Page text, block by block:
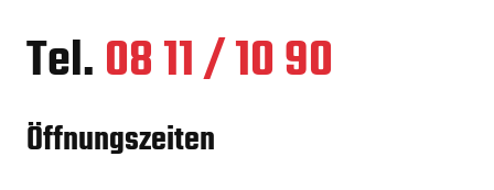
Tel.08 11 / 10 90
Öffnungszeiten